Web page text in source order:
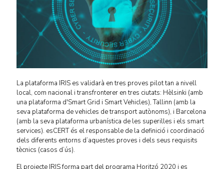
La plataforma IRIS es validarà en tres proves pilot tan a nivell
local, com nacional i transfronterer en tres ciutats: Hèlsinki (amb
una plataforma d'Smart Grid i Smart Vehicles), Tallinn (amb la
seva plataforma de vehicles de transport autònoms), i Barcelona
(amb la seva plataforma urbanística de les superilles i els smart
services). esCERT és el responsable de la definició i coordinació
dels diferents entorns d’aquestes proves i dels seus requisits
tècnics (casos d’ús).
El projecte IRIS forma part del programa Horitzó 2020 i es